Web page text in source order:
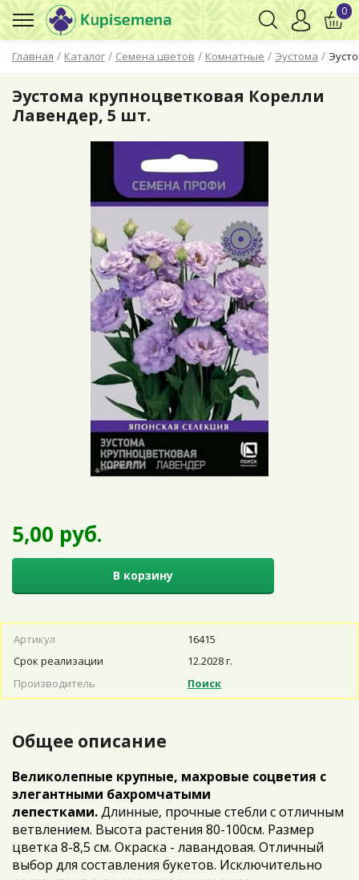
Главная / Каталог / Семена цветов / Комнатные / Эустома /
0
Эустома крупноцветковая Корелли
Лавендер, 5 шт.
5,00 руб.
В корзину
Артикул
16415
Срок реализации
12.2028 г.
Производитель
Поиск
Общее описание
Великолепные крупные, махровые соцветия с
элегантными бахромчатыми
лепестками.Длинные, прочные стебли с отличным
ветвлением. Высота растения 80-100см. Размер
цветка 8-8,5 см. Окраска - лавандовая. Отличный
выбор для составления букетов. Исключительно